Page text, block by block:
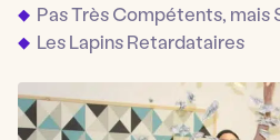
Pas Très Compétents, mais
Les Lapins Retardataires